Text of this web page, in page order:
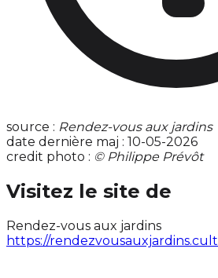
source : Rendez-vous aux jardins
date dernière maj : 10-05-2026
credit photo : © Philippe Prévôt
Visitez le site de
Rendez-vous aux jardins
https://